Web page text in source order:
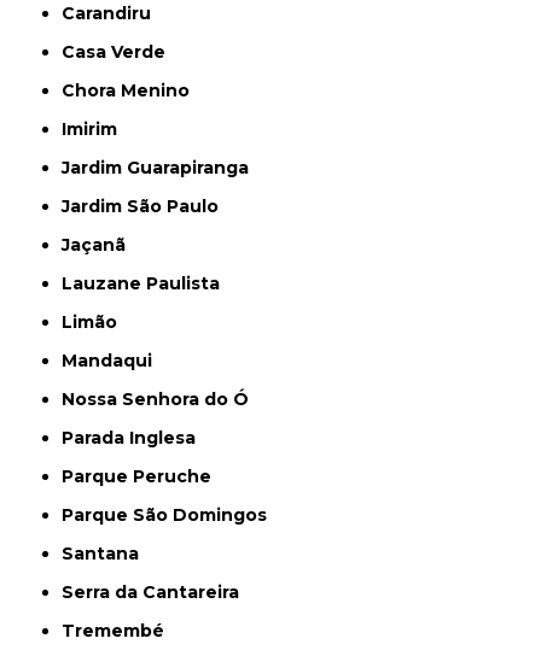
Carandiru
Casa Verde
Chora Menino
Imirim
Jardim Guarapiranga
Jardim São Paulo
Jaçanã
Lauzane Paulista
Limão
Mandaqui
Nossa Senhora do Ó
Parada Inglesa
Parque Peruche
Parque São Domingos
Santana
Serra da Cantareira
Tremembé